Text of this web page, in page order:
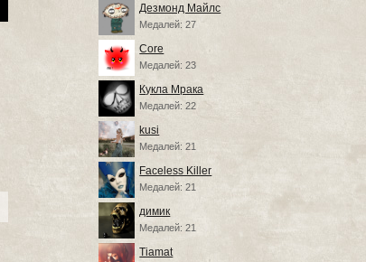
Дезмонд Майлс
Медалей: 27
Core
Медалей: 23
Кукла Мрака
Медалей: 22
kusi
Медалей: 21
Faceless Killer
Медалей: 21
димик
Медалей: 21
Tiamat